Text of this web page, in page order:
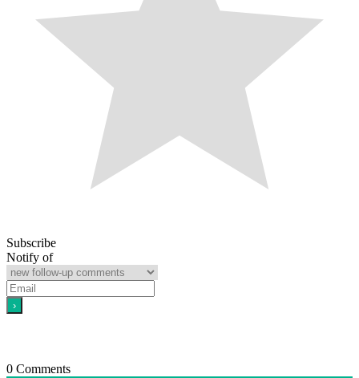
Subscribe
Notify of
0 Comments